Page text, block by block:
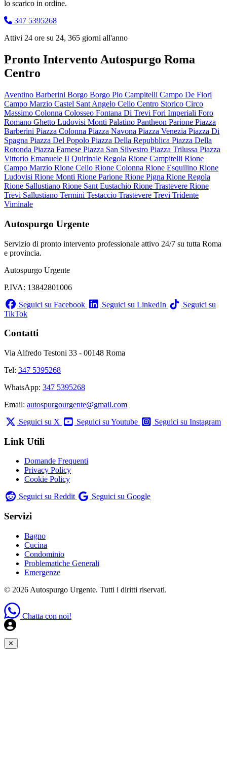
lo scarico in ordine.
347 5395268
Attivi 24 ore su 24, 365 giorni all'anno
Pronto Intervento Autospurgo Roma
Centro
Aventino Barberini Borgo Borgo Pio Campitelli Campo De Fiori
Campo Marzio Castel Sant Angelo Celio Centro Storico Circo
Massimo Colonna Colosseo Fontana Di Trevi Fori Imperiali Foro
Romano Ghetto Ludovisi Monti Palatino Pantheon Parione Piazza
Barberini Piazza Colonna Piazza Navona Piazza Venezia Piazza Di
Spagna Piazza Del Popolo Piazza Della Repubblica Piazza Della
Rotonda Piazza Farnese Piazza San Silvestro Piazza Trilussa Piazza
Vittorio Emanuele II Quirinale Regola Rione Campitelli Rione
Campo Marzio Rione Celio Rione Colonna Rione Esquilino Rione
Ludovisi Rione Monti Rione Parione Rione Pigna Rione Regola
Rione Sallustiano Rione Sant Eustachio Rione Trastevere Rione
Trevi Sallustiano Termini Testaccio Trastevere Trevi Tridente
Viminale
Autospurgo Urgente
Servizio di pronto intervento professionale attivo 24/7 su tutta Roma
e provincia.
Autospurgo Urgente
P.IVA: 13842801006
Seguici su Facebook
Seguici su LinkedIn
Seguici su
TikTok
Contatti
Via Alfredo Testoni 33 - 00148 Roma
Tel: 347 5395268
WhatsApp: 347 5395268
Email: autospurgourgente@gmail.com
Seguici su X
Seguici su Youtube Seguici su Instagram
Link Utili
Domande Frequenti
Privacy Policy
Cookie Policy
Seguici su Reddit
Seguici su Google
Servizi
Bagno
Cucina
Condominio
Problematiche Generali
Emergenze
© 2026 Autospurgo Urgente. Tutti i diritti riservati.
Chatta con noi!
✕